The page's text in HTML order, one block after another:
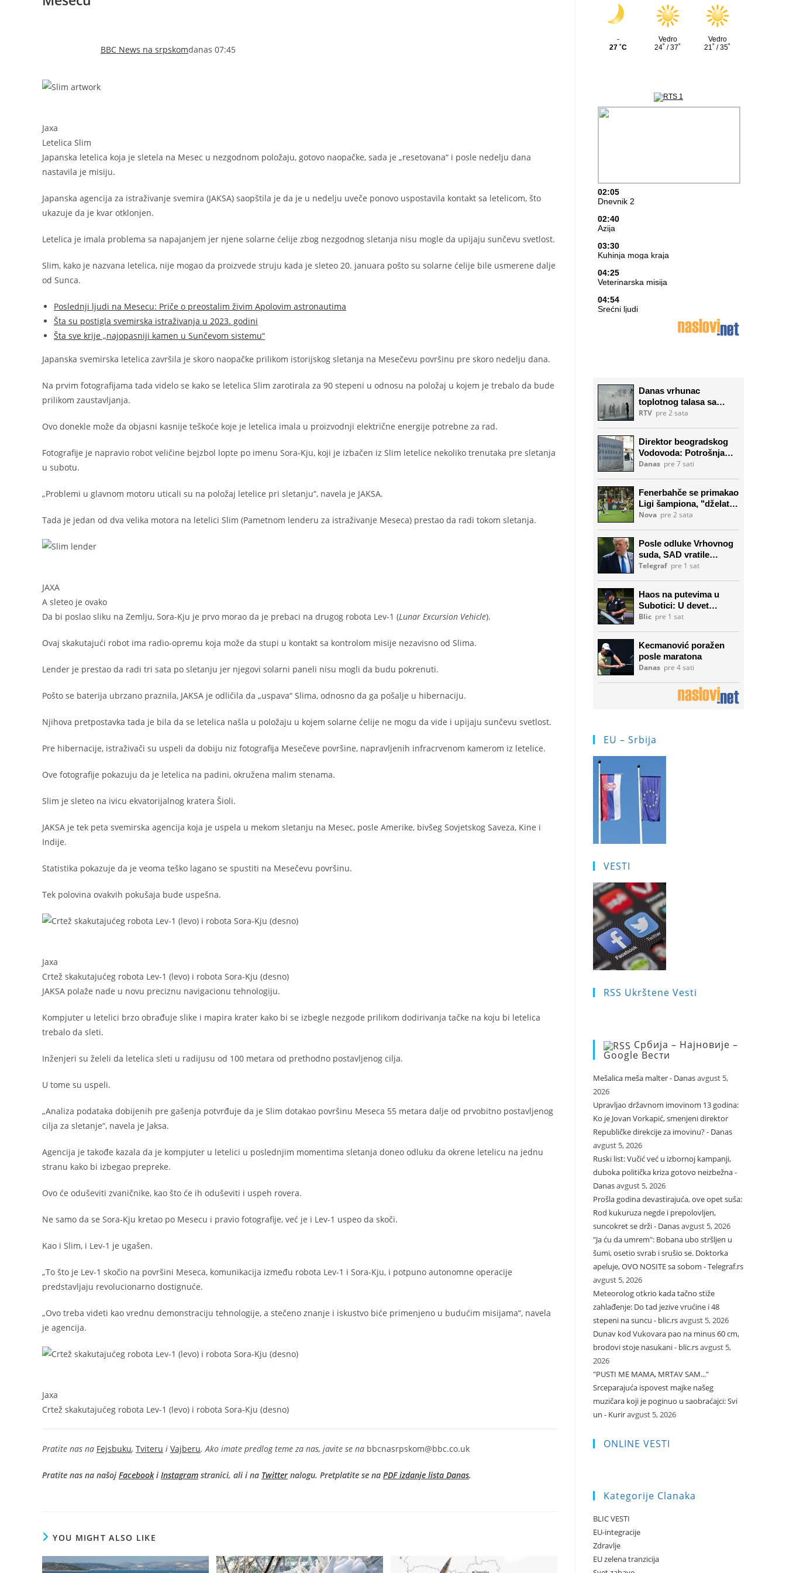
BBC News na srpskomdanas 07:45
Jaxa
Letelica Slim
Japanska letelica koja je sletela na Mesec u nezgodnom položaju, gotovo naopačke, sada je „resetovana“ i posle nedelju dana
nastavila je misiju.
Japanska agencija za istraživanje svemira (JAKSA) saopštila je da je u nedelju uveče ponovo uspostavila kontakt sa letelicom, što
ukazuje da je kvar otklonjen.
Letelica je imala problema sa napajanjem jer njene solarne ćelije zbog nezgodnog sletanja nisu mogle da upijaju sunčevu svetlost.
Slim, kako je nazvana letelica, nije mogao da proizvede struju kada je sleteo 20. januara pošto su solarne ćelije bile usmerene dalje
od Sunca.
Poslednji ljudi na Mesecu: Priče o preostalim živim Apolovim astronautima
Šta su postigla svemirska istraživanja u 2023. godini
Šta sve krije „najopasniji kamen u Sunčevom sistemu“
Japanska svemirska letelica završila je skoro naopačke prilikom istorijskog sletanja na Mesečevu površinu pre skoro nedelju dana.
Na prvim fotografijama tada videlo se kako se letelica Slim zarotirala za 90 stepeni u odnosu na položaj u kojem je trebalo da bude
prilikom zaustavljanja.
Ovo donekle može da objasni kasnije teškoće koje je letelica imala u proizvodnji električne energije potrebne za rad.
Fotografije je napravio robot veličine bejzbol lopte po imenu Sora-Kju, koji je izbačen iz Slim letelice nekoliko trenutaka pre sletanja
u subotu.
„Problemi u glavnom motoru uticali su na položaj letelice pri sletanju“, navela je JAKSA.
Tada je jedan od dva velika motora na letelici Slim (Pametnom lenderu za istraživanje Meseca) prestao da radi tokom sletanja.
JAXA
A sleteo je ovako
Da bi poslao sliku na Zemlju, Sora-Kju je prvo morao da je prebaci na drugog robota Lev-1 (Lunar Excursion Vehicle).
Ovaj skakutajući robot ima radio-opremu koja može da stupi u kontakt sa kontrolom misije nezavisno od Slima.
Lender je prestao da radi tri sata po sletanju jer njegovi solarni paneli nisu mogli da budu pokrenuti.
Pošto se baterija ubrzano praznila, JAKSA je odličila da „uspava“ Slima, odnosno da ga pošalje u hibernaciju.
Njihova pretpostavka tada je bila da se letelica našla u položaju u kojem solarne ćelije ne mogu da vide i upijaju sunčevu svetlost.
Pre hibernacije, istraživači su uspeli da dobiju niz fotografija Mesečeve površine, napravljenih infracrvenom kamerom iz letelice.
Ove fotografije pokazuju da je letelica na padini, okružena malim stenama.
Slim je sleteo na ivicu ekvatorijalnog kratera Šioli.
JAKSA je tek peta svemirska agencija koja je uspela u mekom sletanju na Mesec, posle Amerike, bivšeg Sovjetskog Saveza, Kine i
Indije.
Statistika pokazuje da je veoma teško lagano se spustiti na Mesečevu površinu.
Tek polovina ovakvih pokušaja bude uspešna.
Jaxa
Crtež skakutajućeg robota Lev-1 (levo) i robota Sora-Kju (desno)
JAKSA polaže nade u novu preciznu navigacionu tehnologiju.
Kompjuter u letelici brzo obrađuje slike i mapira krater kako bi se izbegle nezgode prilikom dodirivanja tačke na koju bi letelica
trebalo da sleti.
Inženjeri su želeli da letelica sleti u radijusu od 100 metara od prethodno postavljenog cilja.
U tome su uspeli.
„Analiza podataka dobijenih pre gašenja potvrđuje da je Slim dotakao površinu Meseca 55 metara dalje od prvobitno postavljenog
cilja za sletanje“, navela je Jaksa.
Agencija je takođe kazala da je kompjuter u letelici u poslednjim momentima sletanja doneo odluku da okrene letelicu na jednu
stranu kako bi izbegao prepreke.
Ovo će oduševiti zvaničnike, kao što će ih oduševiti i uspeh rovera.
Ne samo da se Sora-Kju kretao po Mesecu i pravio fotografije, već je i Lev-1 uspeo da skoči.
Kao i Slim, i Lev-1 je ugašen.
„To što je Lev-1 skočio na površini Meseca, komunikacija između robota Lev-1 i Sora-Kju, i potpuno autonomne operacije
predstavljaju revolucionarno dostignuće.
„Ovo treba videti kao vrednu demonstraciju tehnologije, a stečeno znanje i iskustvo biće primenjeno u budućim misijama“, navela
je agencija.
Jaxa
Crtež skakutajućeg robota Lev-1 (levo) i robota Sora-Kju (desno)
Pratite nas na Fejsbuku, Tviteru i Vajberu. Ako imate predlog teme za nas, javite se na bbcnasrpskom@bbc.co.uk
Pratite nas na našoj Facebooki Instagram stranici, ali i na Twitter nalogu. Pretplatite se na PDF izdanje lista Danas.
YOU MIGHT ALSO LIKE
EU – Srbija
VESTI
RSS Ukrštene Vesti
Србија – Најновије –
Google Вести
Mešalica meša malter - Danasavgust 5,
2026
Upravljao državnom imovinom 13 godina:
Ko je Jovan Vorkapić, smenjeni direktor
Republičke direkcije za imovinu? - Danas
avgust 5, 2026
Ruski list: Vučić već u izbornoj kampanji,
duboka politička kriza gotovo neizbežna -
Danasavgust 5, 2026
Prošla godina devastirajuća, ove opet suša:
Rod kukuruza negde i prepolovljen,
suncokret se drži - Danasavgust 5, 2026
"Ja ću da umrem": Bobana ubo stršljen u
šumi, osetio svrab i srušio se. Doktorka
apeluje, OVO NOSITE sa sobom - Telegraf.rs
avgust 5, 2026
Meteorolog otkrio kada tačno stiže
zahlađenje: Do tad jezive vrućine i 48
stepeni na suncu - blic.rsavgust 5, 2026
Dunav kod Vukovara pao na minus 60 cm,
brodovi stoje nasukani - blic.rsavgust 5,
2026
"PUSTI ME MAMA, MRTAV SAM..."
Srceparajuća ispovest majke našeg
muzičara koji je poginuo u saobraćajci: Svi
un - Kuriravgust 5, 2026
ONLINE VESTI
Kategorije Clanaka
BLIC VESTI
EU-integracije
Zdravlje
EU zelena tranzicija